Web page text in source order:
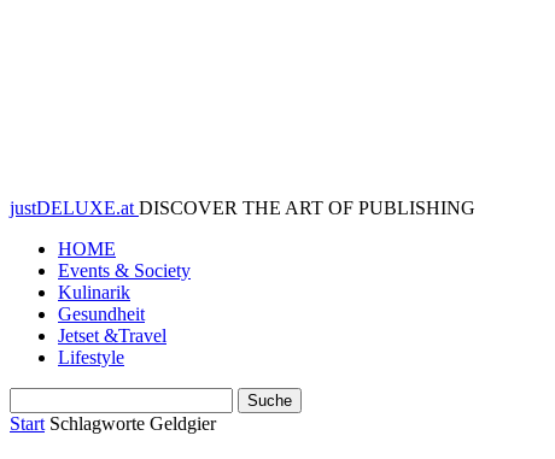
justDELUXE.at DISCOVER THE ART OF PUBLISHING
HOME
Events & Society
Kulinarik
Gesundheit
Jetset &Travel
Lifestyle
Start Schlagworte Geldgier